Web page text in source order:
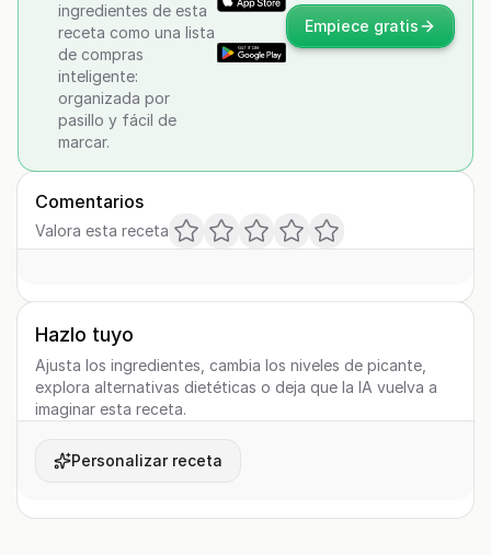
ingredientes de esta
receta como una lista
de compras
inteligente:
organizada por
pasillo y fácil de
marcar.
Empiece gratis
Comentarios
Valora esta receta
Hazlo tuyo
Ajusta los ingredientes, cambia los niveles de picante,
explora alternativas dietéticas o deja que la IA vuelva a
imaginar esta receta.
Personalizar receta